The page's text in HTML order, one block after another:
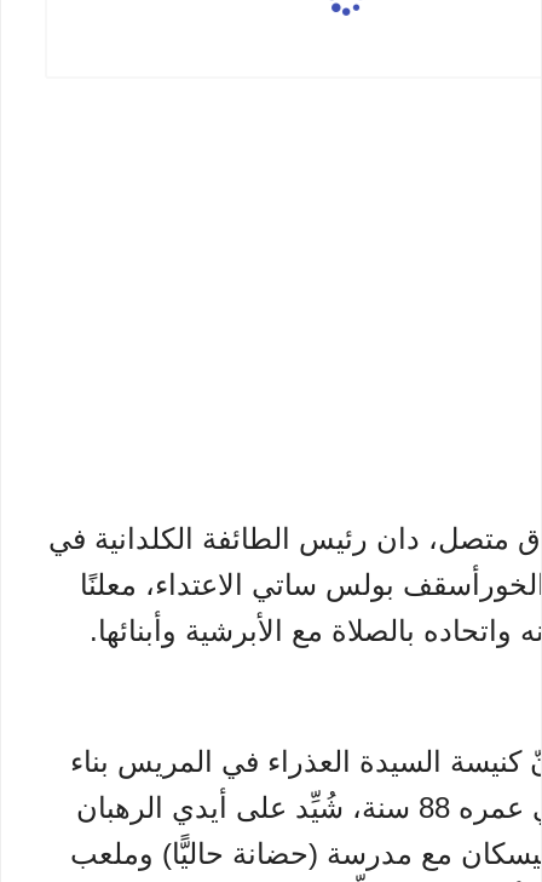
متصل، دان رئيس الطائفة الكلدانية في
بولس ساتي الاعتداء، معلنًا
واتحاده بالصلاة مع الأبرشية وأبنائها.
كنيسة السيدة العذراء في المريس بناء
تاريخي عمره 88 سنة، شُيِّد على أيدي الرهبان
مع مدرسة (حضانة حاليًّا) وملعب